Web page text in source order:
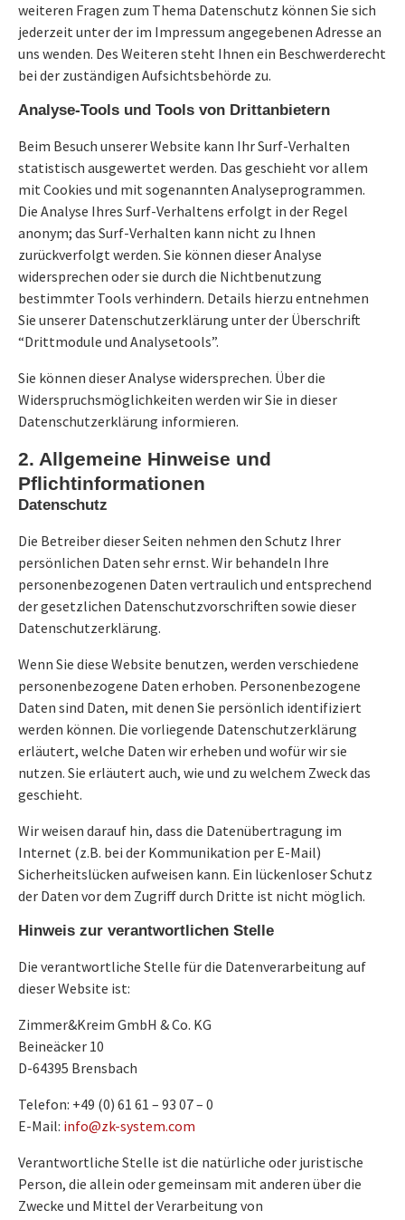
weiteren Fragen zum Thema Datenschutz können Sie sich
jederzeit unter der im Impressum angegebenen Adresse an
uns wenden. Des Weiteren steht Ihnen ein Beschwerderecht
bei der zuständigen Aufsichtsbehörde zu.
Analyse-Tools und Tools von Drittanbietern
Beim Besuch unserer Website kann Ihr Surf-Verhalten
statistisch ausgewertet werden. Das geschieht vor allem
mit Cookies und mit sogenannten Analyseprogrammen.
Die Analyse Ihres Surf-Verhaltens erfolgt in der Regel
anonym; das Surf-Verhalten kann nicht zu Ihnen
zurückverfolgt werden. Sie können dieser Analyse
widersprechen oder sie durch die Nichtbenutzung
bestimmter Tools verhindern. Details hierzu entnehmen
Sie unserer Datenschutzerklärung unter der Überschrift
“Drittmodule und Analysetools”.
Sie können dieser Analyse widersprechen. Über die
Widerspruchsmöglichkeiten werden wir Sie in dieser
Datenschutzerklärung informieren.
2. Allgemeine Hinweise und
Pflichtinformationen
Datenschutz
Die Betreiber dieser Seiten nehmen den Schutz Ihrer
persönlichen Daten sehr ernst. Wir behandeln Ihre
personenbezogenen Daten vertraulich und entsprechend
der gesetzlichen Datenschutzvorschriften sowie dieser
Datenschutzerklärung.
Wenn Sie diese Website benutzen, werden verschiedene
personenbezogene Daten erhoben. Personenbezogene
Daten sind Daten, mit denen Sie persönlich identifiziert
werden können. Die vorliegende Datenschutzerklärung
erläutert, welche Daten wir erheben und wofür wir sie
nutzen. Sie erläutert auch, wie und zu welchem Zweck das
geschieht.
Wir weisen darauf hin, dass die Datenübertragung im
Internet (z.B. bei der Kommunikation per E-Mail)
Sicherheitslücken aufweisen kann. Ein lückenloser Schutz
der Daten vor dem Zugriff durch Dritte ist nicht möglich.
Hinweis zur verantwortlichen Stelle
Die verantwortliche Stelle für die Datenverarbeitung auf
dieser Website ist:
Zimmer&Kreim GmbH & Co. KG
Beineäcker 10
D-64395 Brensbach
Telefon: +49 (0) 61 61 – 93 07 – 0
E-Mail:
moc.m
etsys
-kz@o
fni
Verantwortliche Stelle ist die natürliche oder juristische
Person, die allein oder gemeinsam mit anderen über die
Zwecke und Mittel der Verarbeitung von